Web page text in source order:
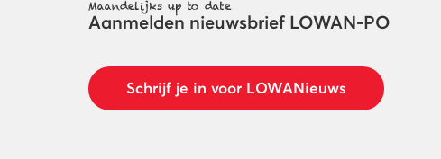
Maandelijks up to date
Aanmelden nieuwsbrief LOWAN-PO
Schrijf je in voor LOWANieuws